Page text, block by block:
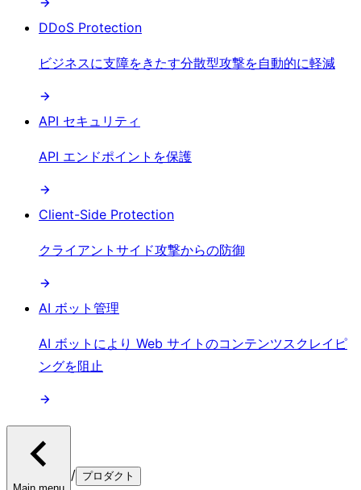
DDoS Protection
ビジネスに支障をきたす分散型攻撃を自動的に軽減
API セキュリティ
API エンドポイントを保護
Client-Side Protection
クライアントサイド攻撃からの防御
AI ボット管理
AI ボットにより Web サイトのコンテンツスクレイピ
ングを阻止
/ プロダクト